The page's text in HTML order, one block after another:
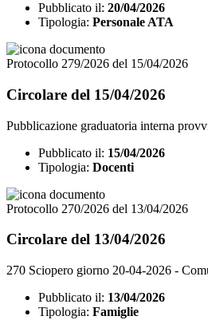
Pubblicato il: 20/04/2026
Tipologia: Personale ATA
Protocollo 279/2026 del 15/04/2026
Circolare del 15/04/2026
Pubblicazione graduatoria interna
Pubblicato il: 15/04/2026
Tipologia: Docenti
Protocollo 270/2026 del 13/04/2026
Circolare del 13/04/2026
270 Sciopero giorno 20-04-2026 -
Pubblicato il: 13/04/2026
Tipologia: Famiglie